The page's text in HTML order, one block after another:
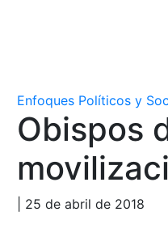
Enfoques Políticos y
Obispos
| 25 de abril de 2018